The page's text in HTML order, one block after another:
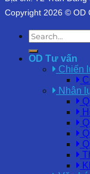
Copyright 2026 © OD
OD Tư vấn
Chiến
Nhân